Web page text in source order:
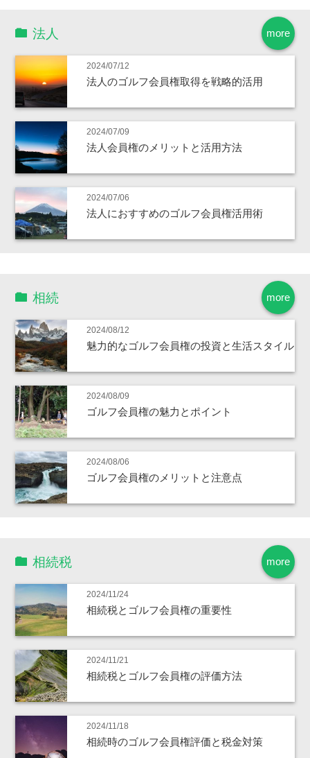
more
法人
2024/07/12
法人のゴルフ会員権取得を戦略的活用
2024/07/09
法人会員権のメリットと活用方法
2024/07/06
法人におすすめのゴルフ会員権活用術
more
相続
2024/08/12
魅力的なゴルフ会員権の投資と生活スタイル
2024/08/09
ゴルフ会員権の魅力とポイント
2024/08/06
ゴルフ会員権のメリットと注意点
more
相続税
2024/11/24
相続税とゴルフ会員権の重要性
2024/11/21
相続税とゴルフ会員権の評価方法
2024/11/18
相続時のゴルフ会員権評価と税金対策